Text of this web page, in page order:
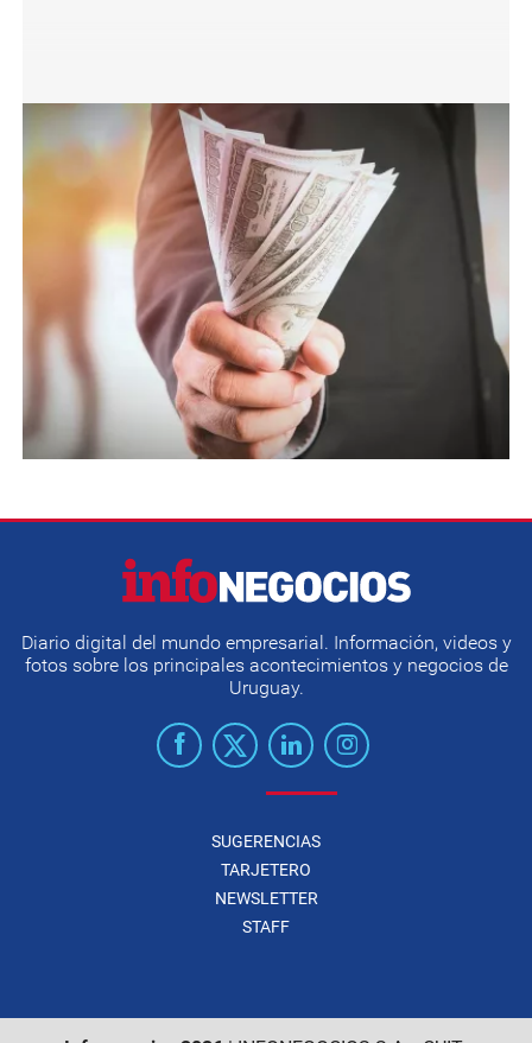
Diario digital del mundo empresarial. Información, videos y
fotos sobre los principales acontecimientos y negocios de
Uruguay.
SUGERENCIAS
TARJETERO
NEWSLETTER
STAFF